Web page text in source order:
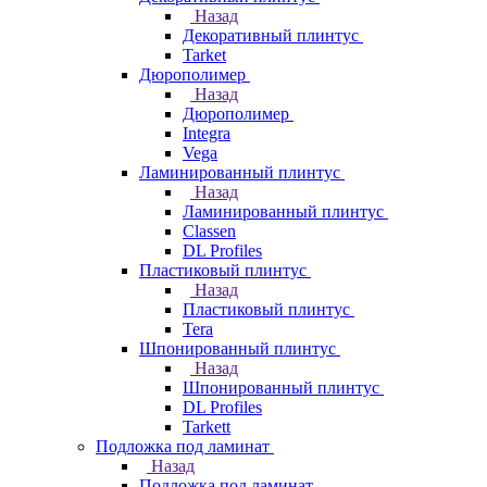
Назад
Декоративный плинтус
Tarket
Дюрополимер
Назад
Дюрополимер
Integra
Vega
Ламинированный плинтус
Назад
Ламинированный плинтус
Classen
DL Profiles
Пластиковый плинтус
Назад
Пластиковый плинтус
Tera
Шпонированный плинтус
Назад
Шпонированный плинтус
DL Profiles
Tarkett
Подложка под ламинат
Назад